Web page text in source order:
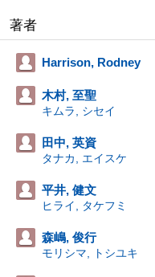
著者
Harrison, Rodney
木村, 至聖
キムラ, シセイ
田中, 英資
タナカ, エイスケ
平井, 健文
ヒライ, タケフミ
森嶋, 俊行
モリシマ, トシユキ